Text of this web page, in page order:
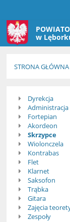
w
STRONA GŁÓWNA
Pracownicy
Dyrekcja
Administracja
Fortepian
Akordeon
Skrzypce
Wiolonczela
Kontrabas
Flet
Klarnet
Saksofon
Trąbka
Gitara
Zajęcia
Zespoły